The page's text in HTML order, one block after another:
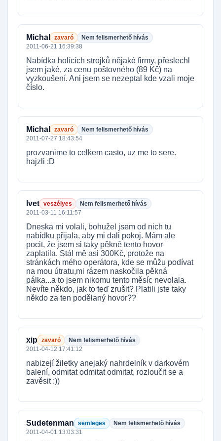
Michal zavaró
Nem felismerhető hívás
2011-06-21 16:39:38
Nabídka holících strojků nějaké firmy, přeslechl
jsem jaké, za cenu poštovného (89 Kč) na
vyzkoušení. Ani jsem se nezeptal kde vzali moje
číslo.
Michal zavaró
Nem felismerhető hívás
2011-07-27 18:43:54
prozvanime to celkem casto, uz me to sere.
hajzli :D
Ivet veszélyes
Nem felismerhető hívás
2011-03-11 16:11:57
Dneska mi volali, bohužel jsem od nich tu
nabídku přijala, aby mi dali pokoj. Mám ale
pocit, že jsem si taky pěkně tento hovor
zaplatila. Stál mě asi 300Kč, protože na
stránkách mého operátora, kde se můžu podívat
na mou útratu,mi rázem naskočila pěkná
pálka...a to jsem nikomu tento měsíc nevolala.
Nevíte někdo, jak to teď zrušit? Platili jste taky
někdo za ten podělaný hovor??
xip zavaró
Nem felismerhető hívás
2011-04-12 17:41:12
nabizejí žiletky anejaký nahrdelník v darkovém
balení, odmitat odmitat odmitat, rozloučit se a
zavěsit :))
Sudetenman semleges
Nem felismerhető hívás
2011-04-01 13:03:31